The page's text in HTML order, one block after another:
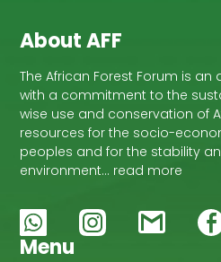
About AFF
The African Forest Forum is
with a commitment to the
wise use and conservation of
resources for the socio-
peoples and for the stability
environment… read more
Menu